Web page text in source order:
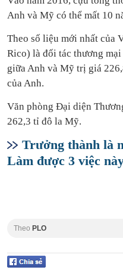
Anh và Mỹ có thể mất 10
Theo số liệu mới nhất của
Rico) là đối tác thương
giữa Anh và Mỹ trị giá
của Anh.
Văn phòng Đại diện
262,3 tỉ đô la Mỹ.
Trưởng thành là
Làm được 3 việc
Theo PLO